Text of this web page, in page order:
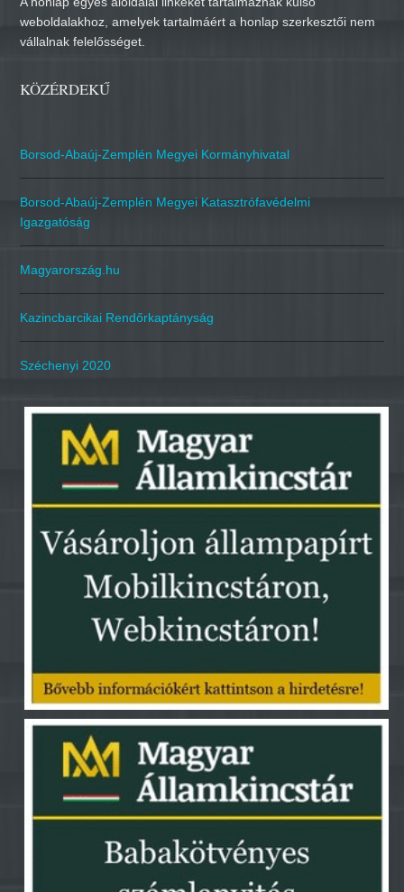
weboldalakhoz, amelyek tartalmáért a honlap szerkesztői nem
vállalnak felelősséget.
KÖZÉRDEKŰ
Borsod-Abaúj-Zemplén Megyei Kormányhivatal
Borsod-Abaúj-Zemplén Megyei Katasztrófavédelmi
Igazgatóság
Magyarország.hu
Kazincbarcikai Rendőrkaptányság
Széchenyi 2020